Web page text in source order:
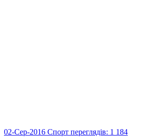
02-Сер-2016 Спорт переглядів: 1 184